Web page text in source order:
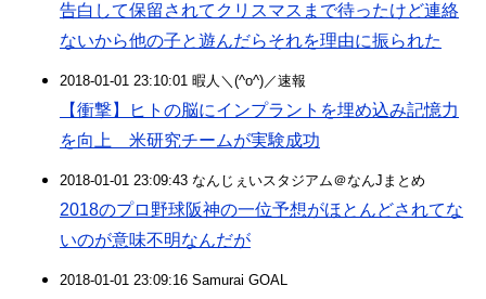
告白して保留されてクリスマスまで待ったけど連絡
ないから他の子と遊んだらそれを理由に振られた
2018-01-01 23:10:01 暇人＼(^o^)／速報
【衝撃】ヒトの脳にインプラントを埋め込み記憶力
を向上 米研究チームが実験成功
2018-01-01 23:09:43 なんじぇいスタジアム＠なんJまとめ
2018のプロ野球阪神の一位予想がほとんどされてな
いのが意味不明なんだが
2018-01-01 23:09:16 Samurai GOAL